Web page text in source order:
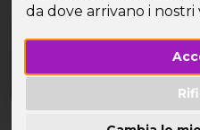
da dove arrivano i nostri
Favolosa vacanza a